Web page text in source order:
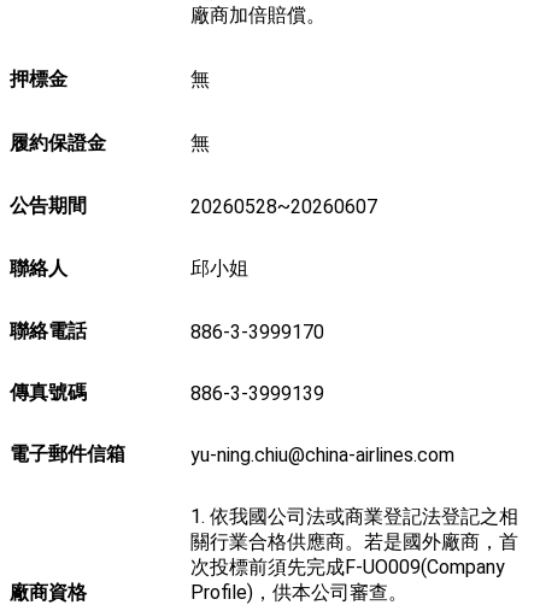
廠商加倍賠償。
押標金 無
履約保證金 無
公告期間 20260528~20260607
聯絡人 邱小姐
聯絡電話 886-3-3999170
傳真號碼 886-3-3999139
電子郵件信箱 yu-ning.chiu@china-airlines.com
廠商資格
1. 依我國公司法或商業登記法登記之相
關行業合格供應商。若是國外廠商，首
次投標前須先完成F-UO009(Company
Profile)，供本公司審查。